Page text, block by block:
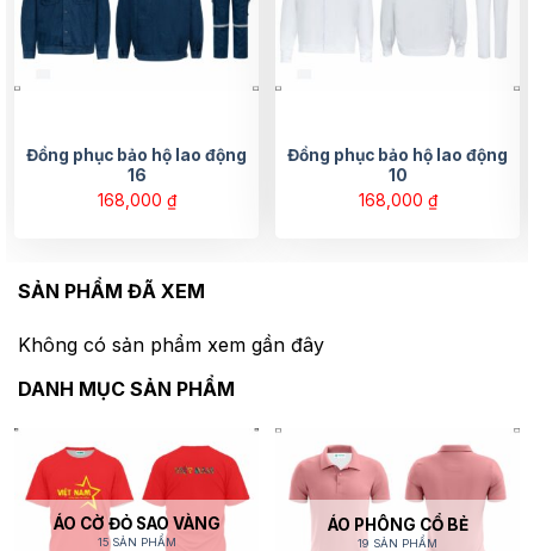
Đồng phục bảo hộ lao động
16
168,000 ₫
Đồng phục bảo hộ lao động
10
168,000 ₫
SẢN PHẨM ĐÃ XEM
Không có sản phẩm xem gần đây
DANH MỤC SẢN PHẨM
ÁO CỜ ĐỎ SAO VÀNG
15 SẢN PHẨM
ÁO PHÔNG CỔ BẺ
19 SẢN PHẨM